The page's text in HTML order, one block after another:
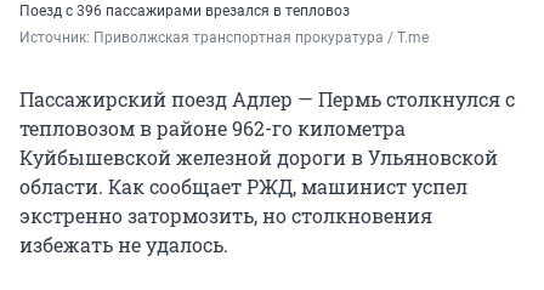
Поезд с 396 пассажирами врезался в тепловоз
Источник: Приволжская транспортная прокуратура / T.me
Пассажирский поезд Адлер — Пермь столкнулся с
тепловозом в районе 962-го километра
Куйбышевской железной дороги в Ульяновской
области. Как сообщает РЖД, машинист успел
экстренно затормозить, но столкновения
избежать не удалось.